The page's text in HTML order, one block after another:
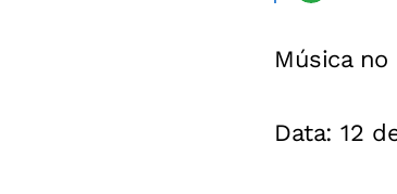
Música
Data: 12